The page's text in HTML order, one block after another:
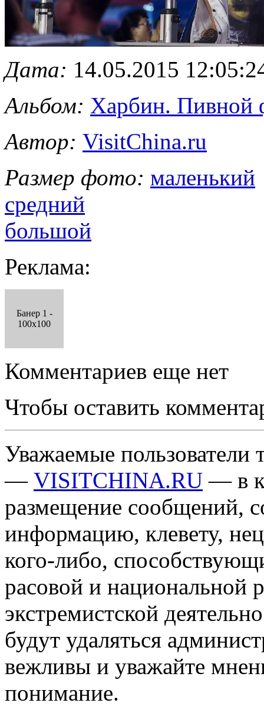
Дата: 14.05.2015
Альбом: Харбин. Пивной
Автор: VisitChina.ru
Размер фото: маленький
средний
большой
Реклама:
Банер 1 -
100x100
Комментариев еще нет
Чтобы оставить
Уважаемые пользователи
— VISITCHINA.RU — в
размещение сообщений,
информацию, клевету,
кого-либо,
расовой и национальной
экстремистской
будут удаляться
вежливы и уважайте
понимание.